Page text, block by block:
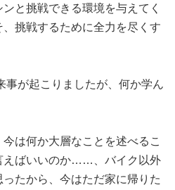
と挑戦できる環境を与えてく
挑戦するために全力を尽くす
事が起こりましたが、何か学ん
は何か大層なことを述べるこ
えばいいのか……、バイク以外
たから、今はただ家に帰りた